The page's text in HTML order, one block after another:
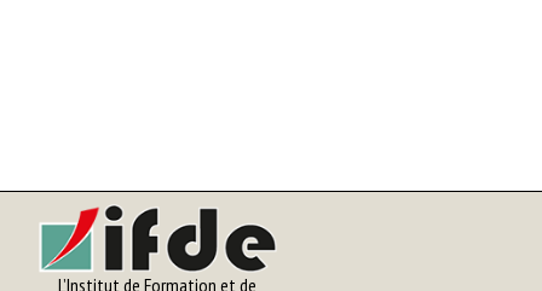
L’Institut de Formation et de